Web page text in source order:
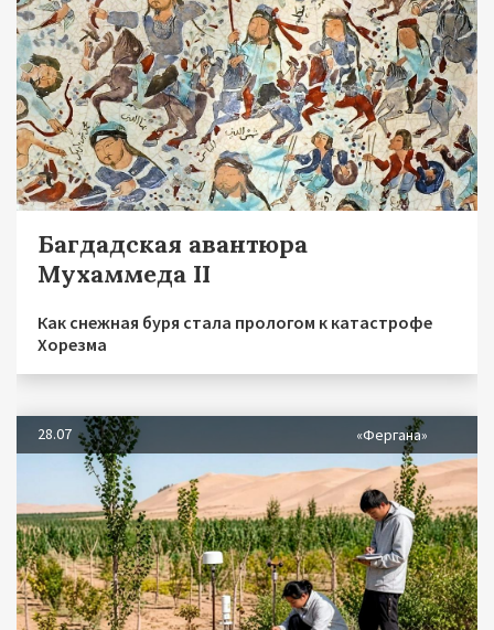
Багдадская авантюра
Мухаммеда II
Как снежная буря стала прологом к катастрофе
Хорезма
28.07 «Фергана»